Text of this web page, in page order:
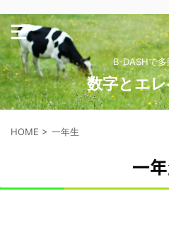
B-DASHで
数字とエ
HOME > 一年生
一